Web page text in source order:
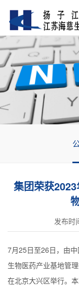
集团荣获
发布时
7月25日至26日，由
生物医药产业基地管
在北京大兴区举行。